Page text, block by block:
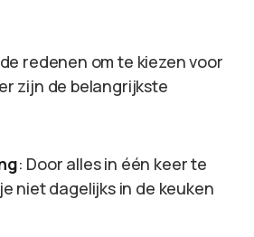
redenen om te kiezen voor
zijn de belangrijkste
: Door alles in één keer te
niet dagelijks in de keuken